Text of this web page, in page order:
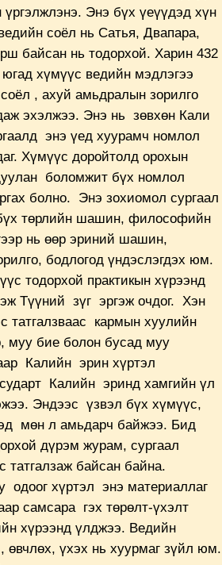
Энэ бүх үеүүдэд хүн
соёл нь Сатья, Двапара,
байсан нь тодорхой. Харин 432
хүмүүс ведийн мэдлэгээ
, ахуй амьдралын зорилго
эхэлжээ. Энэ нь зөвхөн Кали
энэ үед хуурамч номлол
Хүмүүс доройтолд орохын
боломжит бүх номлол
болно. Энэ зохиомол сургаал
төрлийн шашин, философийн
нь өөр эриний шашин,
бодлогод үндэслэгдэх юм.
тодорхой практикын хүрээнд
Түүний зүг эргэж очдог. Хэн
татгалзваас кармын хуулийн
муу бие болон бусад муу
Калийн эрин хүртэл
Калийн эринд хамгийн үл
Эндээс үзвэл бүх хүмүүс,
мөн л амьдарч байжээ. Бид
дүрэм журам, сургаал
татгалзаж байсан байна.
хүртэл энэ материаллаг
самсара гэх төрөлт-үхэлт
хүрээнд үлджээ. Ведийн
өвчлөх, үхэх нь хуурмаг зүйл юм.